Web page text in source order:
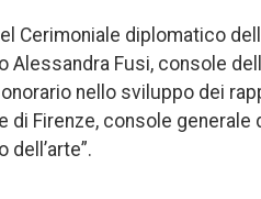
Cerimoniale diplomatico
Alessandra Fusi, console
nello sviluppo dei
di Firenze, console generale